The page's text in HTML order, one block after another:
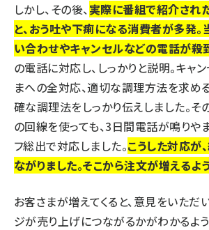
しかし、その後、実際に番組で紹介され
と、おう吐や下痢になる消費者が多発
い合わせやキャンセルなどの電話が殺
の電話に対応し、しっかりと説明。キャ
まへの全対応、適切な調理方法を求め
確な調理法をしっかり伝えしました。そ
の回線を使っても、3日間電話が鳴りや
フ総出で対応しました。こうした対応が
ながりました。そこから注文が増えるよ
お客さまが増えてくると、意見をいただ
ジが売り上げにつながるかがわかるよ